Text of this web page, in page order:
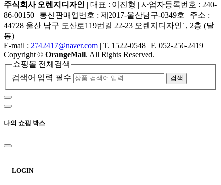
주식회사 오렌지디자인 | 대표 : 이진형 | 사업자등록번호 : 240-
86-00150 | 통신판매업번호 : 제2017-울산남구-0349호 | 주소 :
44728 울산 남구 도산로119번길 22-23 오렌지디자인1, 2층 (달
동)
E-mail : 2742417@naver.com | T. 1522-0548 | F. 052-256-2419
Copyright© OrangeMall. All Rights Reserved.
쇼핑몰 전체검색
검색어 입력 필수
검색
나의 쇼핑 박스
LOGIN